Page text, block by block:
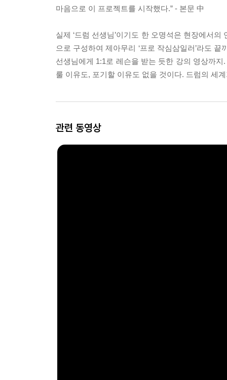
마음으로 이 프로젝트를 시작했다.” - 본문 中
실제 ‘드럼 선생님’이기도 한 오명석은 현장에서
으로 구성하여 제아무리 ‘프로 작심삼일러’라도
선생님에게 1:1로 레슨을 받는 듯한 강의 영상까
룰 이유도, 포기할 이유도 없을 것이다. 드럼의 세
관련 동영상